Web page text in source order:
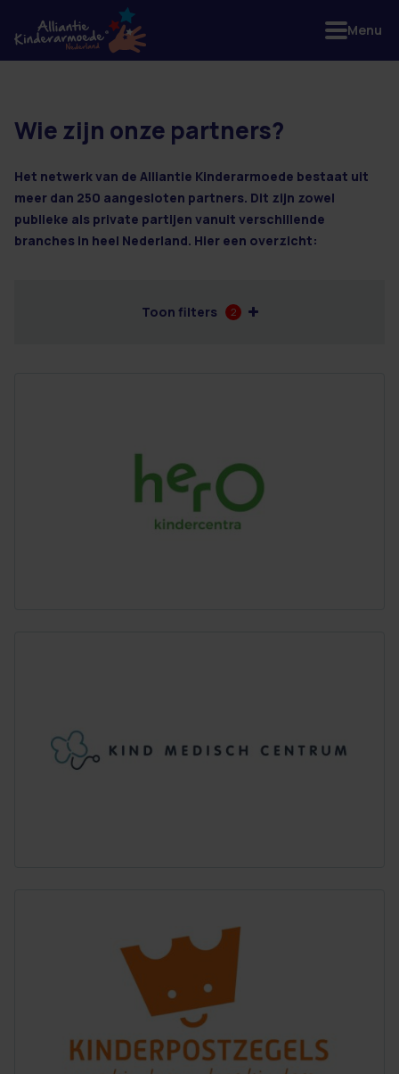
8 resultaten
Wie zijn onze partners?
Het netwerk van de Alliantie Kinderarmoede bestaat uit
meer dan 250 aangesloten partners. Dit zijn zowel
publieke als private partijen vanuit verschillende
branches in heel Nederland. Hier een overzicht:
Toon filters 2
Menu